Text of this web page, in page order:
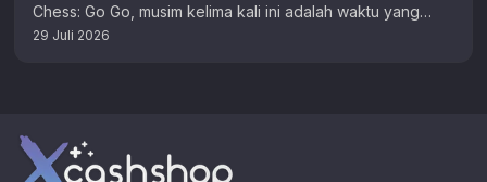
Chess: Go Go, musim kelima kali ini adalah waktu yang
tepat untuk berburu …
29 Juli 2026